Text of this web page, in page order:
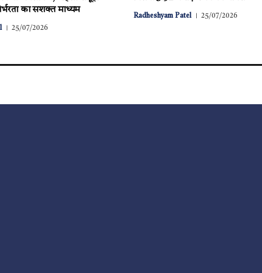
का सशक्त माध्यम
25/07/2026
Radheshyam Patel 25/07/2026